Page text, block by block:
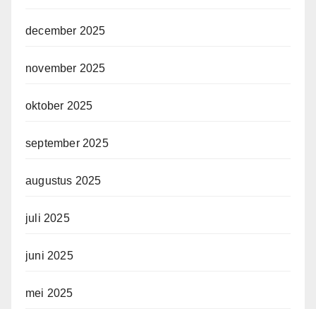
december 2025
november 2025
oktober 2025
september 2025
augustus 2025
juli 2025
juni 2025
mei 2025